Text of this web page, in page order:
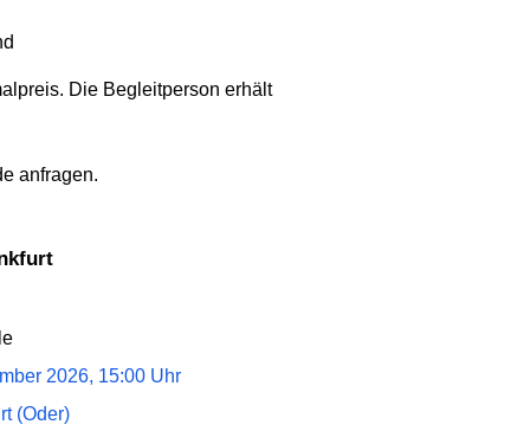
Die Begleitperson erhält
anfragen.
2026, 15:00 Uhr
(Oder)